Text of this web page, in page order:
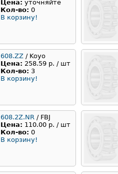
Цена: уточняйте
Кол-во: 0
В корзину!
608.ZZ / Koyo
Цена: 258.59 р. / шт
Кол-во: 3
В корзину!
608.2Z.NR / FBJ
Цена: 110.00 р. / шт
Кол-во: 0
В корзину!